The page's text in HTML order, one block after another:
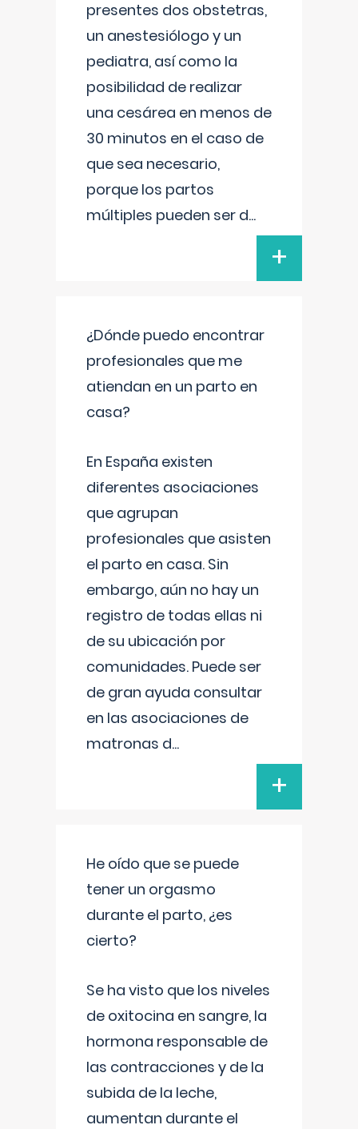
presentes dos obstetras,
un anestesiólogo y un
pediatra, así como la
posibilidad de realizar
una cesárea en menos de
30 minutos en el caso de
que sea necesario,
porque los partos
múltiples pueden ser d...
+
¿Dónde puedo encontrar
profesionales que me
atiendan en un parto en
casa?
En España existen
diferentes asociaciones
que agrupan
profesionales que asisten
el parto en casa. Sin
embargo, aún no hay un
registro de todas ellas ni
de su ubicación por
comunidades. Puede ser
de gran ayuda consultar
en las asociaciones de
matronas d...
+
He oído que se puede
tener un orgasmo
durante el parto, ¿es
cierto?
Se ha visto que los niveles
de oxitocina en sangre, la
hormona responsable de
las contracciones y de la
subida de la leche,
aumentan durante el